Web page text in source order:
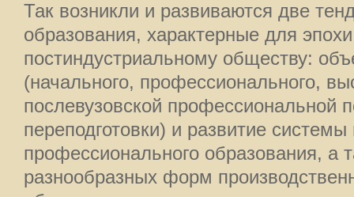
Так возникли и развиваются две
образования, характерные для
постиндустриальному обществу:
(начального, профессионального,
послевузовской профессиональной
переподготовки) и развитие системы
профессионального образования, а
разнообразных форм